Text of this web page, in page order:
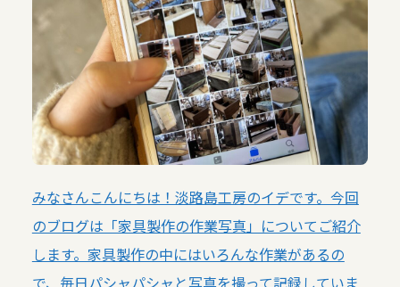
みなさんこんにちは！淡路島工房のイデです。今回
のブログは「家具製作の作業写真」についてご紹介
します。家具製作の中にはいろんな作業があるの
で、毎日パシャパシャと写真を撮って記録していま